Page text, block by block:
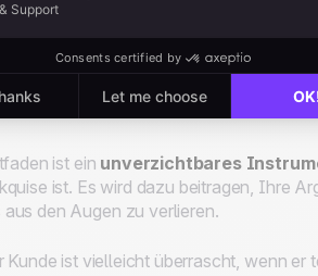
zwischen Ihnen und dem
B2B
ist ein unverzichtbares
ist. Es wird dazu beitragen, Ihre
aus den Augen zu verlieren.
Kunde ist vielleicht überrascht, wenn